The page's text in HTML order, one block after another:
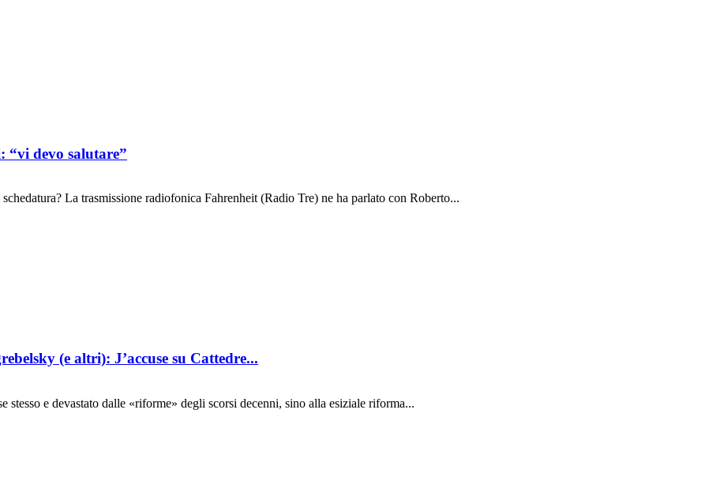
“vi devo salutare”
La trasmissione radiofonica Fahrenheit (Radio Tre) ne ha parlato con Roberto...
(e altri): J’accuse su Cattedre...
stesso e devastato dalle «riforme» degli scorsi decenni, sino alla esiziale riforma...